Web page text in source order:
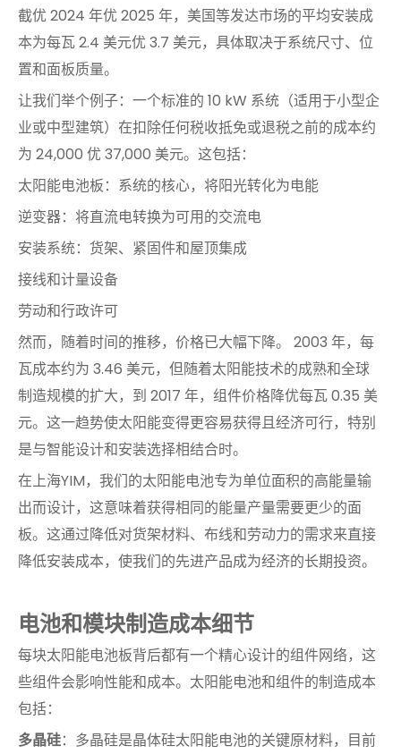
截优 2024 年优 2025 年，美国等发达市场的平均安装成
本为每瓦 2.4 美元优 3.7 美元，具体取决于系统尺寸、位
置和面板质量。
让我们举个例子：一个标准的 10 kW 系统（适用于小型企
业或中型建筑）在扣除任何税收抵免或退税之前的成本约
为 24,000 优 37,000 美元。这包括：
太阳能电池板：系统的核心，将阳光转化为电能
逆变器：将直流电转换为可用的交流电
安装系统：货架、紧固件和屋顶集成
接线和计量设备
劳动和行政许可
然而，随着时间的推移，价格已大幅下降。 2003 年，每
瓦成本约为 3.46 美元，但随着太阳能技术的成熟和全球
制造规模的扩大，到 2017 年，组件价格降优每瓦 0.35 美
元。这一趋势使太阳能变得更容易获得且经济可行，特别
是与智能设计和安装选择相结合时。
在上海YIM，我们的太阳能电池专为单位面积的高能量输
出而设计，这意味着获得相同的能量产量需要更少的面
板。这通过降低对货架材料、布线和劳动力的需求来直接
降低安装成本，使我们的先进产品成为经济的长期投资。
电池和模块制造成本细节
每块太阳能电池板背后都有一个精心设计的组件网络，这
些组件会影响性能和成本。太阳能电池和组件的制造成本
包括：
多晶硅：多晶硅是晶体硅太阳能电池的关键原材料，目前